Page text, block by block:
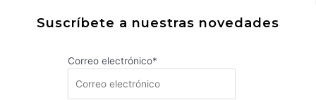
Suscríbete a nuestras novedades
Correo electrónico*